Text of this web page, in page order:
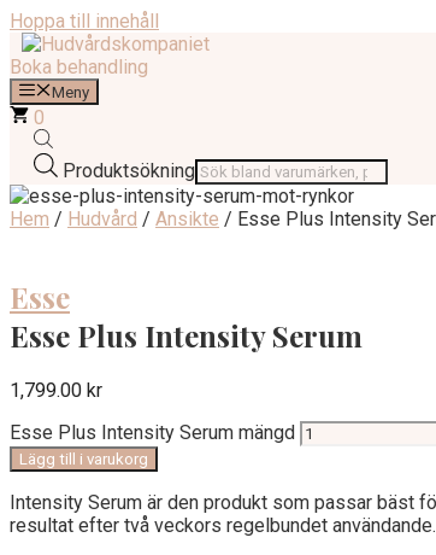
Hoppa till innehåll
Boka behandling
Meny
0
Produktsökning
Hem / Hudvård / Ansikte / Esse Plus Intensity
Esse
Esse Plus Intensity Serum
1,799.00 kr
Esse Plus Intensity Serum mängd
Lägg till i varukorg
Intensity Serum är den produkt som passar bäst
resultat efter två veckors regelbundet användande.